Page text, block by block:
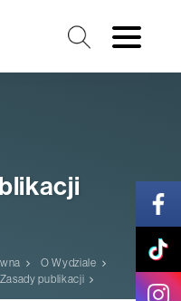
O Wydziale
Zasady publikacji